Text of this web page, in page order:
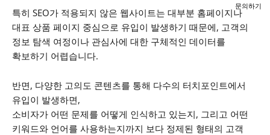
특히 SEO가 적용되지 않은 웹사이트는 대부분 홈페이지나
대표 상품 페이지 중심으로 유입이 발생하기 때문에, 고객의
정보 탐색 여정이나 관심사에 대한 구체적인 데이터를
확보하기 어렵습니다.
반면, 다양한 고의도 콘텐츠를 통해 다수의 터치포인트에서
유입이 발생하면,
소비자가 어떤 문제를 어떻게 인식하고 있는지, 그리고 어떤
키워드와 언어를 사용하는지까지 보다 정제된 형태의 고객
문의하기